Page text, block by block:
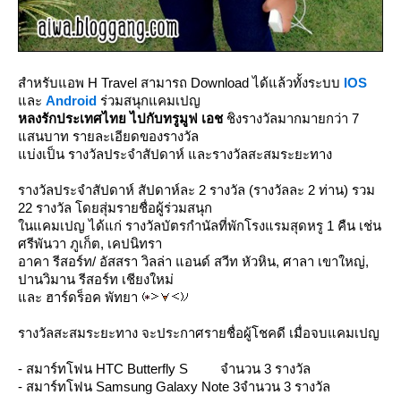
สำหรับแอพ H Travel สามารถ Download ได้แล้วทั้งระบบ IOS
ละ Android ร่วมสนุกแคมเปญ
หลงรักประเทศไทย ไปกับทรูมูฟ เอชชิงรางวัลมากมายกว่า 7
สนบาท รายละเอียดของรางวัล
บ่งเป็น รางวัลประจำสัปดาห์ และรางวัลสะสมระยะทาง
รางวัลประจำสัปดาห์ สัปดาห์ละ 2 รางวัล (รางวัลละ 2 ท่าน) รวม
22 รางวัล โดยสุ่มรายชื่อผู้ร่วมสนุก
นแคมเปญ ได้แก่ รางวัลบัตรกำนัลที่พักโรงแรมสุดหรู 1 คืน เช่น
ศรีพันวา ภูเก็ต, เคปนิทรา
อาคา รีสอร์ท/ อัสสรา วิลล่า แอนด์ สวีท หัวหิน, ศาลา เขาใหญ่,
ปานวิมาน รีสอร์ท เชียงใหม่
ละ ฮาร์ดร็อค พัทยา
รางวัลสะสมระยะทาง จะประกาศรายชื่อผู้โชคดี เมื่อจบแคมเปญ
- สมาร์ทโฟน HTC Butterfly S จำนวน 3 รางวัล
- สมาร์ทโฟน Samsung Galaxy Note 3จำนวน 3 รางวัล